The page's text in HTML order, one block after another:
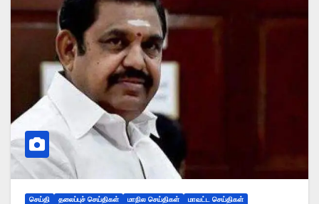
செய்தி தலைப்புச் செய்திகள் மாநில செய்திகள் மாவட்ட செய்திகள்